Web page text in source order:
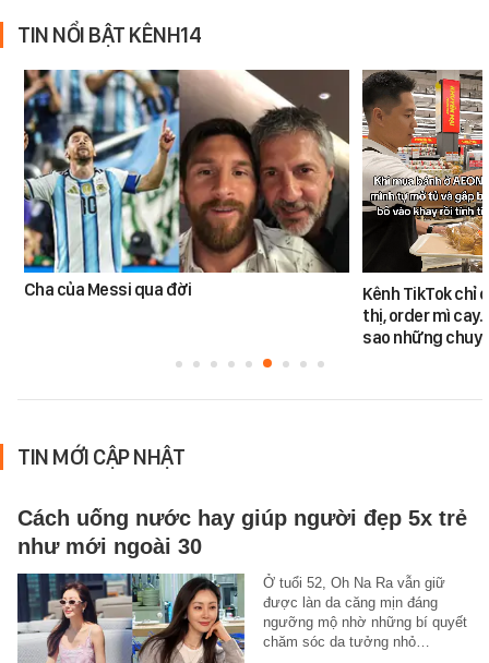
TIN NỔI BẬT KÊNH14
Cha của Messi qua đời
Kênh TikTok chỉ
thị, order mì
sao những
TIN MỚI CẬP NHẬT
Cách uống nước hay giúp người đẹp 5x trẻ
như mới ngoài 30
Ở tuổi 52, Oh Na Ra vẫn giữ
được làn da căng mịn đáng
ngưỡng mộ nhờ những bí quyết
chăm sóc da tưởng nhỏ…